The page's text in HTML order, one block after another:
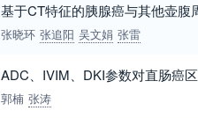
基于CT特征的胰腺癌与其他壶腹
张晓环 张追阳 吴文娟 张雷
ADC、IVIM、DKI参数对直肠癌
郭楠 张涛